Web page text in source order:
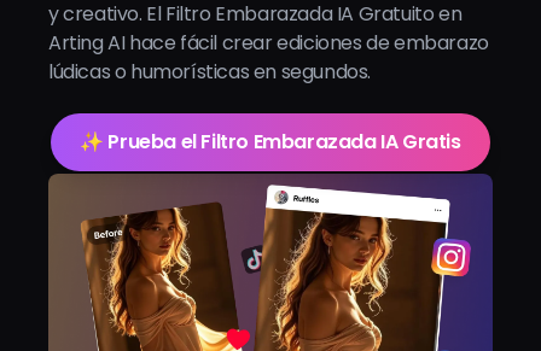
y creativo. El Filtro Embarazada IA Gratuito en
Arting AI hace fácil crear ediciones de embarazo
lúdicas o humorísticas en segundos.
✨ Prueba el Filtro Embarazada IA Gratis